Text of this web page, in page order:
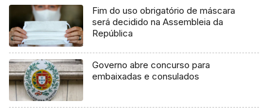
Fim do uso obrigatório de máscara
será decidido na Assembleia da
República
Governo abre concurso para
embaixadas e consulados